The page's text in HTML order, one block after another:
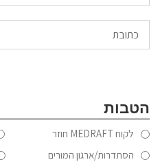
הטבות
לקוח MEDRAFT חוזר
הסתדרות/ארגון המורים